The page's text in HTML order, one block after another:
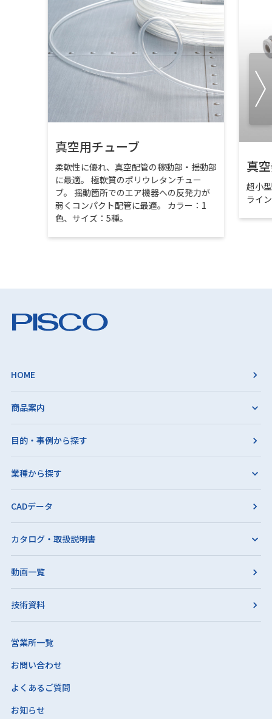
真空用チューブ
柔軟性に優れ、真空配管の稼動部・揺動部
に最適。 極軟質のポリウレタンチュー
ブ。 揺動箇所でのエア機器への反発力が
弱くコンパクト配管に最適。 カラー：1
色、サイズ：5種。
真
超小
ライ
HOME
商品案内
目的・事例から探す
業種から探す
CADデータ
カタログ・取扱説明書
動画一覧
技術資料
営業所一覧
お問い合わせ
よくあるご質問
お知らせ